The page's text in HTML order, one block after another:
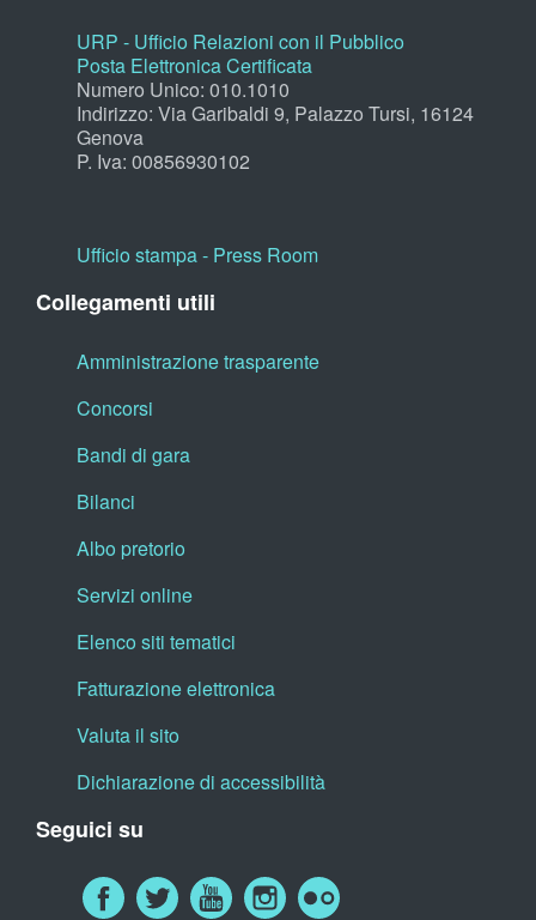
URP - Ufficio Relazioni con il Pubblico
Posta Elettronica Certificata
Numero Unico: 010.1010
Indirizzo: Via Garibaldi 9, Palazzo Tursi, 16124
Genova
P. Iva: 00856930102
Ufficio stampa - Press Room
Collegamenti utili
Amministrazione trasparente
Concorsi
Bandi di gara
Bilanci
Albo pretorio
Servizi online
Elenco siti tematici
Fatturazione elettronica
Valuta il sito
Dichiarazione di accessibilità
Seguici su